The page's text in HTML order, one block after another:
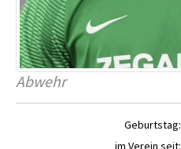
Abwehr
Geburtstag:
im Verein seit: